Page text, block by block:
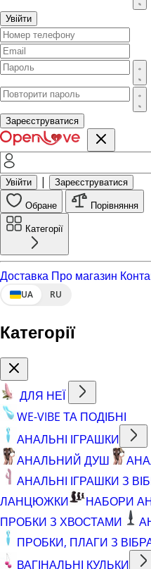
Увійти
Зареєструватися
Увійти | Зареєструватися
Обране Порівняння
Категорії
Доставка Про магазин
UA RU
Категорії
ДЛЯ НЕЇ
WE-VIBE ТА ПОДІБНІ
АНАЛЬНІ ІГРАШКИ
АНАЛЬНИЙ ДУШ
АНАЛЬНІ ІГРАШКИ З
ЛАНЦЮЖКИ
НАБОРИ
ПРОБКИ З ХВОСТАМИ
ПРОБКИ, ПЛАГИ З
ВАГІНАЛЬНІ КУЛЬКИ